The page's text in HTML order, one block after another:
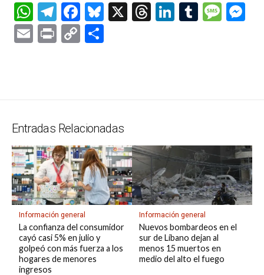
W
h
at
p
T
el
e
F
a
ce
k
Bl
X
T
Li
T
M
E
Pr
C
k
tir
Entradas Relacionadas
Información general
La confianza del consumidor
cayó casi 5% en julio y
golpeó con más fuerza a los
hogares de menores
ingresos
Información general
Nuevos bombardeos en el
sur de Líbano dejan al
menos 15 muertos en
medio del alto el fuego